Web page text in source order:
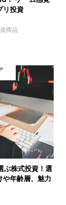
リ投資
商品
ぶ株式投資！選
や年齢層、魅力